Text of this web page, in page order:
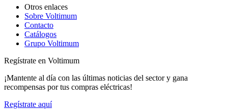
Otros enlaces
Sobre Voltimum
Contacto
Catálogos
Grupo Voltimum
Regístrate en Voltimum
¡Mantente al día con las últimas noticias del sector y gana
recompensas por tus compras eléctricas!
Regístrate aquí